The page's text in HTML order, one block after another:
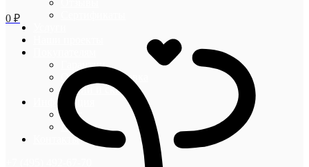
Гарантии
Оплата и доставка
Акции и скидки
Информация
Блог
Новости
Контакты
0 ₽